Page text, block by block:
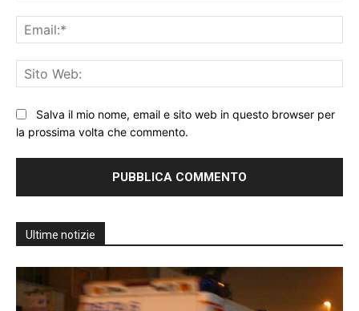
Salva il mio nome, email e sito web in questo browser per
la prossima volta che commento.
Ultime notizie